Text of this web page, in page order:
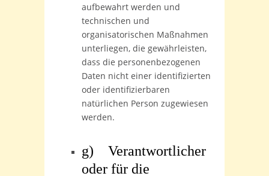
aufbewahrt werden und
technischen und
organisatorischen Maßnahmen
unterliegen, die gewährleisten,
dass die personenbezogenen
Daten nicht einer identifizierten
oder identifizierbaren
natürlichen Person zugewiesen
werden.
g) Verantwortlicher
oder für die